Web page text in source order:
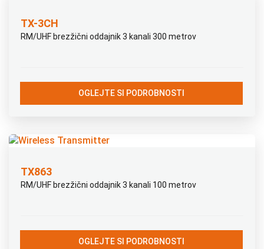
TX-3CH
RM/UHF brezžični oddajnik 3 kanali 300 metrov
OGLEJTE SI PODROBNOSTI
TX863
RM/UHF brezžični oddajnik 3 kanali 100 metrov
OGLEJTE SI PODROBNOSTI